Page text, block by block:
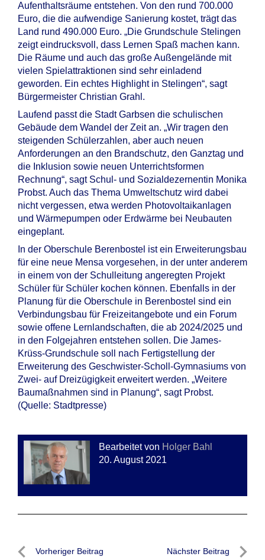
Aufenthaltsräume entstehen. Von den rund 700.000
Euro, die die aufwendige Sanierung kostet, trägt das
Land rund 490.000 Euro. „Die Grundschule Stelingen
zeigt eindrucksvoll, dass Lernen Spaß machen kann.
Die Räume und auch das große Außengelände mit
vielen Spielattraktionen sind sehr einladend
geworden. Ein echtes Highlight in Stelingen“, sagt
Bürgermeister Christian Grahl.
Laufend passt die Stadt Garbsen die schulischen
Gebäude dem Wandel der Zeit an. „Wir tragen den
steigenden Schülerzahlen, aber auch neuen
Anforderungen an den Brandschutz, den Ganztag und
die Inklusion sowie neuen Unterrichtsformen
Rechnung“, sagt Schul- und Sozialdezernentin Monika
Probst. Auch das Thema Umweltschutz wird dabei
nicht vergessen, etwa werden Photovoltaikanlagen
und Wärmepumpen oder Erdwärme bei Neubauten
eingeplant.
In der Oberschule Berenbostel ist ein Erweiterungsbau
für eine neue Mensa vorgesehen, in der unter anderem
in einem von der Schulleitung angeregten Projekt
Schüler für Schüler kochen können. Ebenfalls in der
Planung für die Oberschule in Berenbostel sind ein
Verbindungsbau für Freizeitangebote und ein Forum
sowie offene Lernlandschaften, die ab 2024/2025 und
in den Folgejahren entstehen sollen. Die James-
Krüss-Grundschule soll nach Fertigstellung der
Erweiterung des Geschwister-Scholl-Gymnasiums von
Zwei- auf Dreizügigkeit erweitert werden. „Weitere
Baumaßnahmen sind in Planung“, sagt Probst.
(Quelle: Stadtpresse)
Bearbeitet von Holger Bahl
20. August 2021
Beitragsnavigation
Vorheriger Beitrag Nächster Beitrag